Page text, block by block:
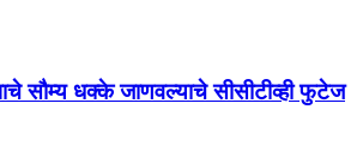
सौम्य धक्के जाणवल्याचे सीसीटीव्ही फुटेज